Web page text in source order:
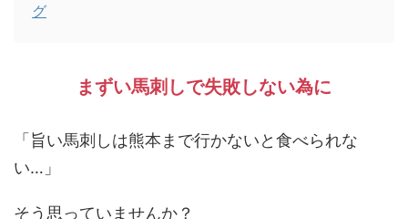
グ
まずい馬刺しで失敗しない為に
「旨い馬刺しは熊本まで行かないと食べられな
い…」
そう思っていませんか？